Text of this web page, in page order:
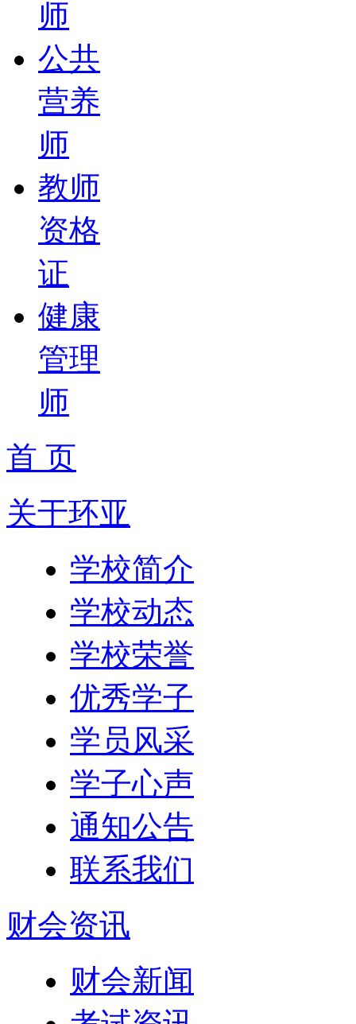
师
公共
营养
师
教师
资格
证
健康
管理
师
首 页
关于环亚
学校简介
学校动态
学校荣誉
优秀学子
学员风采
学子心声
通知公告
联系我们
财会资讯
财会新闻